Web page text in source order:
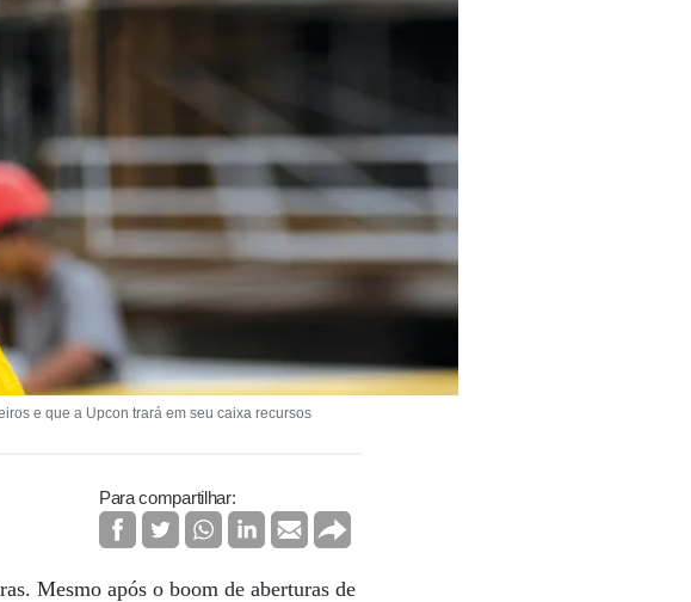
e que a Upcon trará em seu caixa recursos
Para compartilhar:
Mesmo após o boom de aberturas de